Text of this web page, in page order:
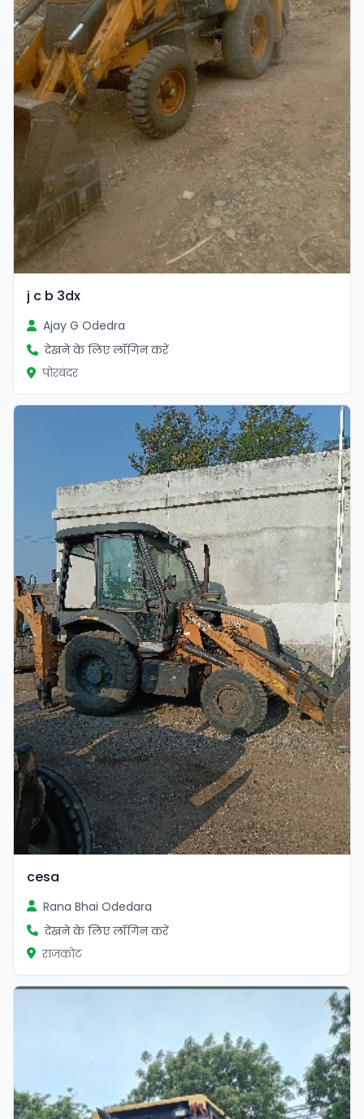
j c b 3dx
Ajay G Odedra
देखने के लिए लॉगिन करें
पोरबंदर
cesa
Rana Bhai Odedara
देखने के लिए लॉगिन करें
राजकोट